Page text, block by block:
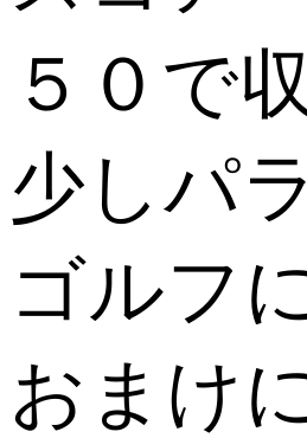
５０で
少しパ
ゴルフ
おまけ